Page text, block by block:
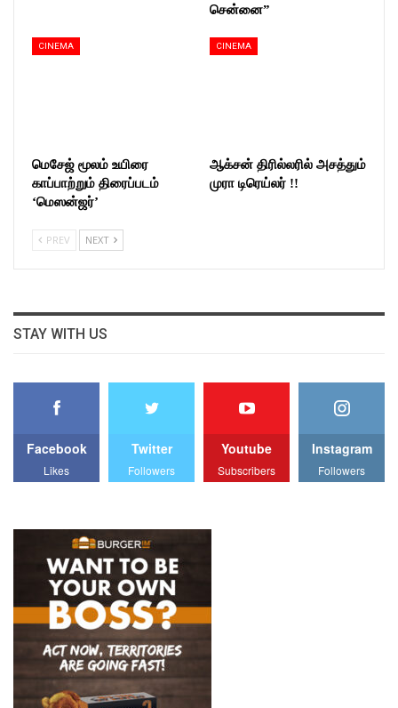
சென்னை”
CINEMA
மெசேஜ் மூலம் உயிரை
காப்பாற்றும் திரைப்படம்
‘மெஸன்ஜர்’
CINEMA
ஆக்சன் திரில்லரில் அசத்தும்
முரா டிரெய்லர் !!
PREV NEXT
STAY WITH US
Facebook
Likes
Twitter
Followers
Youtube
Subscribers
Instagram
Followers